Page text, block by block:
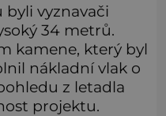
vyznavači
34 metrů.
kamene, který byl
nákladní vlak o
z letadla
projektu.